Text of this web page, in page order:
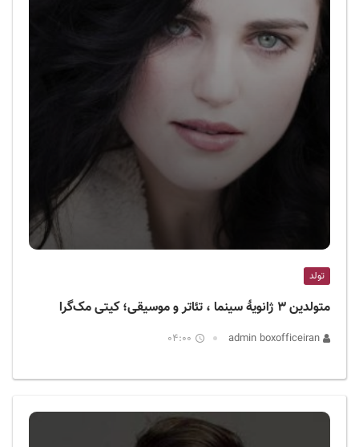
تولد
متولدین ۳ ژانویهٔ سینما ، تئاتر و موسیقی؛ کیتی مک‌گرا
04:00